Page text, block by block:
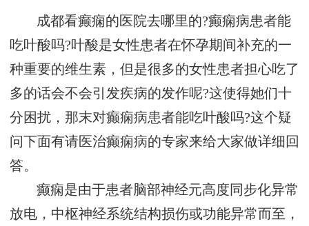
成都看癫痫的医院去哪里的?癫痫病患者能
吃叶酸吗?叶酸是女性患者在怀孕期间补充的一
种重要的维生素，但是很多的女性患者担心吃了
多的话会不会引发疾病的发作呢?这使得她们十
分困扰，那末对癫痫病患者能吃叶酸吗?这个疑
问下面有请医治癫痫病的专家来给大家做详细回
答。
癫痫是由于患者脑部神经元高度同步化异常
放电，中枢神经系统结构损伤或功能异常而至，